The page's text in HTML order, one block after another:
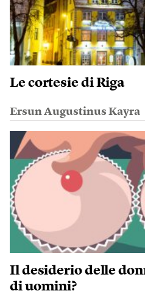
Le cortesie di Riga
Ersun Augustinus Kayra
Il desiderio delle
di uomini?